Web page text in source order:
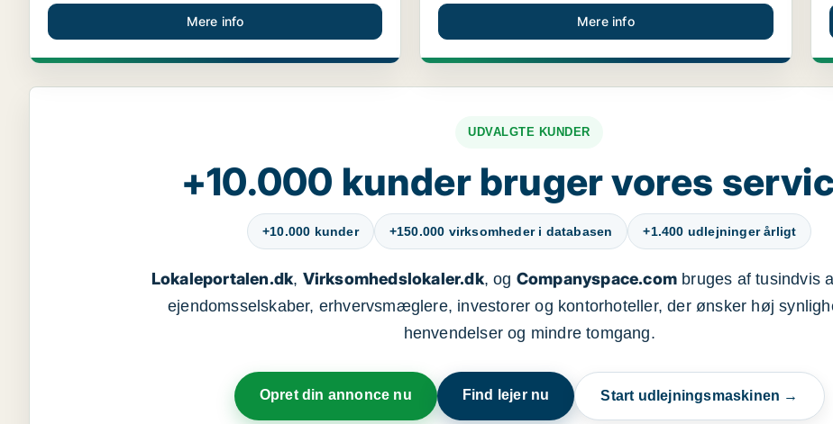
Mere info Mere info
UDVALGTE KUNDER
+10.000 kunder bruger vores
+10.000 kunder +150.000 virksomheder i databasen +1.400 udlejninger årligt
Lokaleportalen.dk, Virksomhedslokaler.dk, og Companyspace.combruges af tusindvis
ejendomsselskaber, erhvervsmæglere, investorer og kontorhoteller, der ønsker høj
henvendelser og mindre tomgang.
Opret din annonce nu Find lejer nu Start udlejningsmaskinen →